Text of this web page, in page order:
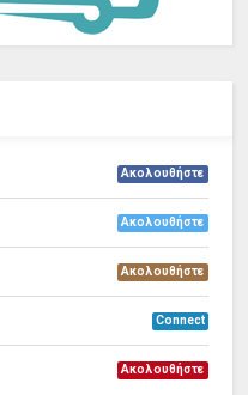
Ακολουθήστε
Ακολουθήστε
Ακολουθήστε
Connect
Ακολουθήστε